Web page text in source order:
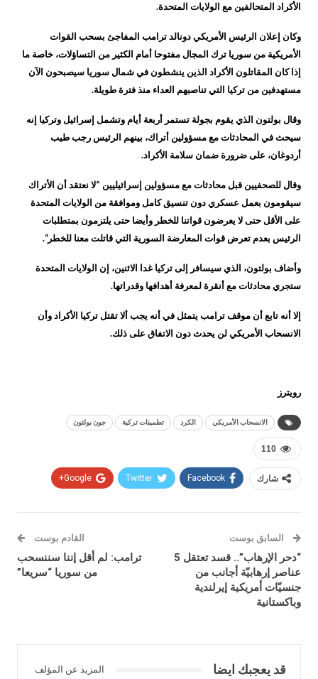
الأكراد المتحالفين مع الولايات المتحدة.
وكان إعلان الرئيس الأمريكي دونالد ترامب المفاجئ بسحب القوات
الأمريكية من سوريا ترك المجال مفتوحا أمام الكثير من التساؤلات، خاصة ما
إذا كان المقاتلون الأكراد الذين ينشطون في شمال سوريا سيصبحون الآن
مستهدفين من تركيا التي تناصبهم العداء منذ فترة طويلة.
وقال بولتون الذي يقوم بجولة تستمر أربعة أيام وتشمل إسرائيل وتركيا إنه
سيحث في المحادثات مع مسؤولين أتراك، بينهم الرئيس رجب طيب
أردوغان، على ضرورة ضمان سلامة الأكراد.
وقال للصحفيين قبل محادثات مع مسؤولين إسرائيليين ”لا نعتقد أن الأتراك
سيقومون بعمل عسكري دون تنسيق كامل وموافقة من الولايات المتحدة
على الأقل حتى لا يعرضون قواتنا للخطر وأيضا حتى يلتزمون بمتطلبات
الرئيس بعدم تعرض قوات المعارضة السورية التي قاتلت معنا للخطر“.
وأضاف بولتون، الذي سيسافر إلى تركيا غدا الاثنين، إن الولايات المتحدة
ستجري محادثات مع أنقرة لمعرفة أهدافها وقدراتها.
إلا أنه تابع أن موقف ترامب يتمثل في أنه يجب ألا تقتل تركيا الأكراد وأن
الانسحاب الأمريكي لن يحدث دون الاتفاق على ذلك.
رويترز
الانسحاب الأمريكي الكرد تطمينات تركية جون بولتون
110
شارك Facebook
Twitter
Google+
السابق بوست
“دحر الإرهاب”.. قسد تعتقل 5
عناصر إرهابيّة أجانب من
جنسيّات أمريكية إيرلندية
وباكستانية
القادم بوست
ترامب: لم أقل إننا سننسحب
من سوريا “سريعا”
قد يعجبك ايضا المزيد عن المؤلف